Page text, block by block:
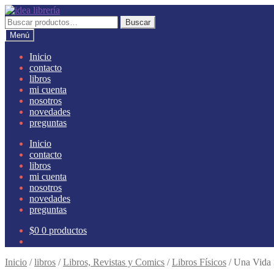
Ir
a
la
navegación
Ir
al
contenido
Buscar
por:
Buscar
Menú
Inicio
contacto
libros
mi cuenta
nosotros
novedades
preguntas
Inicio
contacto
libros
mi cuenta
nosotros
novedades
preguntas
$0 0 productos
Inicio /libros /Libros, Revistas y Comics /Libros Físicos /Una Vida